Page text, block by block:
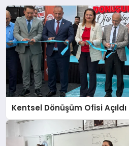
Kentsel Dönüşüm Ofisi Açıldı